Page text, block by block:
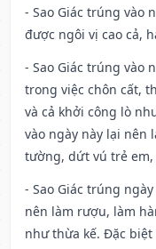
- Sao Giác trúng vào
được ngôi vị cao cả,
- Sao Giác trúng vào
trong việc chôn cất,
và cả khởi công lò
vào ngày này lại nên
tường, dứt vú trẻ
- Sao Giác trúng ngày
nên làm rượu, làm
như thừa kế. Đặc